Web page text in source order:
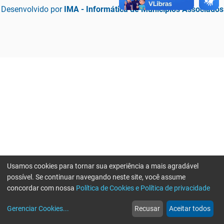
Desenvolvido por IMA - Informática de Municípios Associados
web
Notícias
more_horiz
Mais
Usamos cookies para tornar sua experiência a mais agradável
possível. Se continuar navegando neste site, você assume
concordar com nossa Política de Cookies e Política de privacidade
Gerenciar Cookies... Recusar Aceitar todos
Erro ao enviar informações, por favor tente novamente